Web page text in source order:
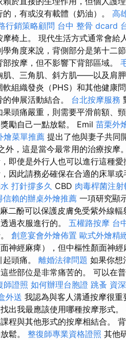
，有或沒有載體（奶油）。 高
行銷策略顧問 台中 整骨 dcard
椅上。 現代生活方式通常會給
角度來說，背側部分是第十二
按摩，但不影響下背部區域。
、三角肌、斜方肌——以及肩胛
組織發炎（PHS）和其他健康問
伸展活動結合。 台北按摩服務
頭痛嚴重，則需要平滑前額、
勵自己一點放鬆。 Emil 苗栗外
燴菜單推薦 提出了他與妻子共同
外，這是當今最常用的治療按摩。
即使是外行人也可以進行這種愛
因此請務必確保在合適的床單或
打針撐多久 CBD 肉毒桿菌注
信賴的辦桌外燴推薦 一項研究顯
二酚可以保護皮膚免受紫外線
過衣服進行的。 五權路按摩 台
創意宴會外燴佈置 歐式外燴精
神經麻痺），但中樞性顏面神經
頭痛。 離婚法律問題 如果你想
些部位是非常痛苦的。 可以在
師證照 如何辦理台胞證 跳蚤 資
外送 我認為與客人溝通按摩很
出我最應該使用哪種按摩形式。
程與其他形式的按摩相結合。
鬆。 整復師專業資格證照 其他